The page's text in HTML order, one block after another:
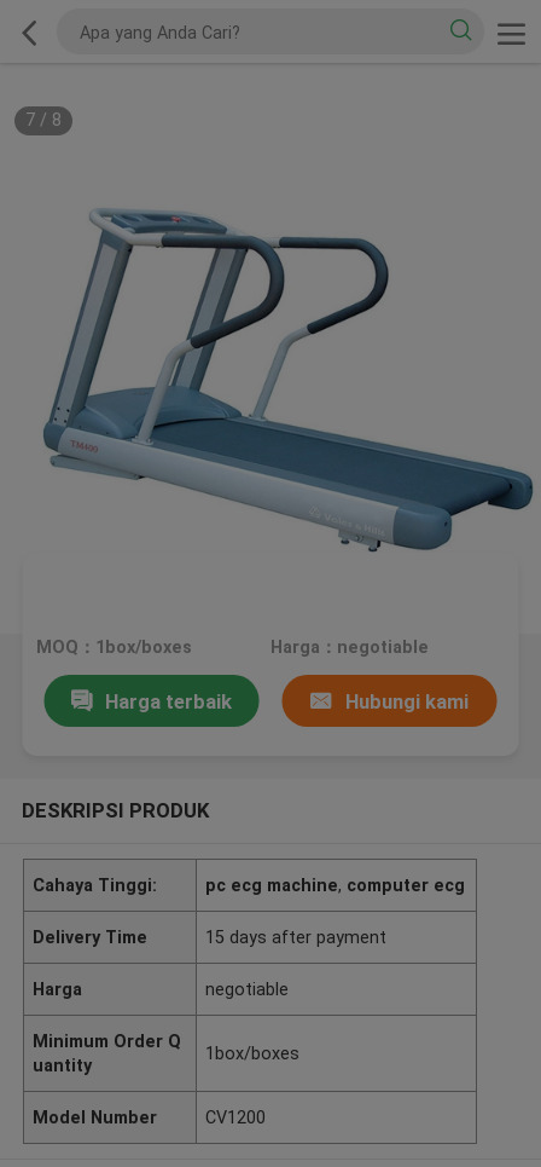
7/ 8
MOQ：1box/boxes Harga：negotiable
Harga terbaik Hubungi kami
DESKRIPSI PRODUK
Cahaya Tinggi: pc ecg machine, computer ecg
Delivery Time 15 days after payment
Harga negotiable
Minimum Order Q
uantity
1box/boxes
Model Number CV1200